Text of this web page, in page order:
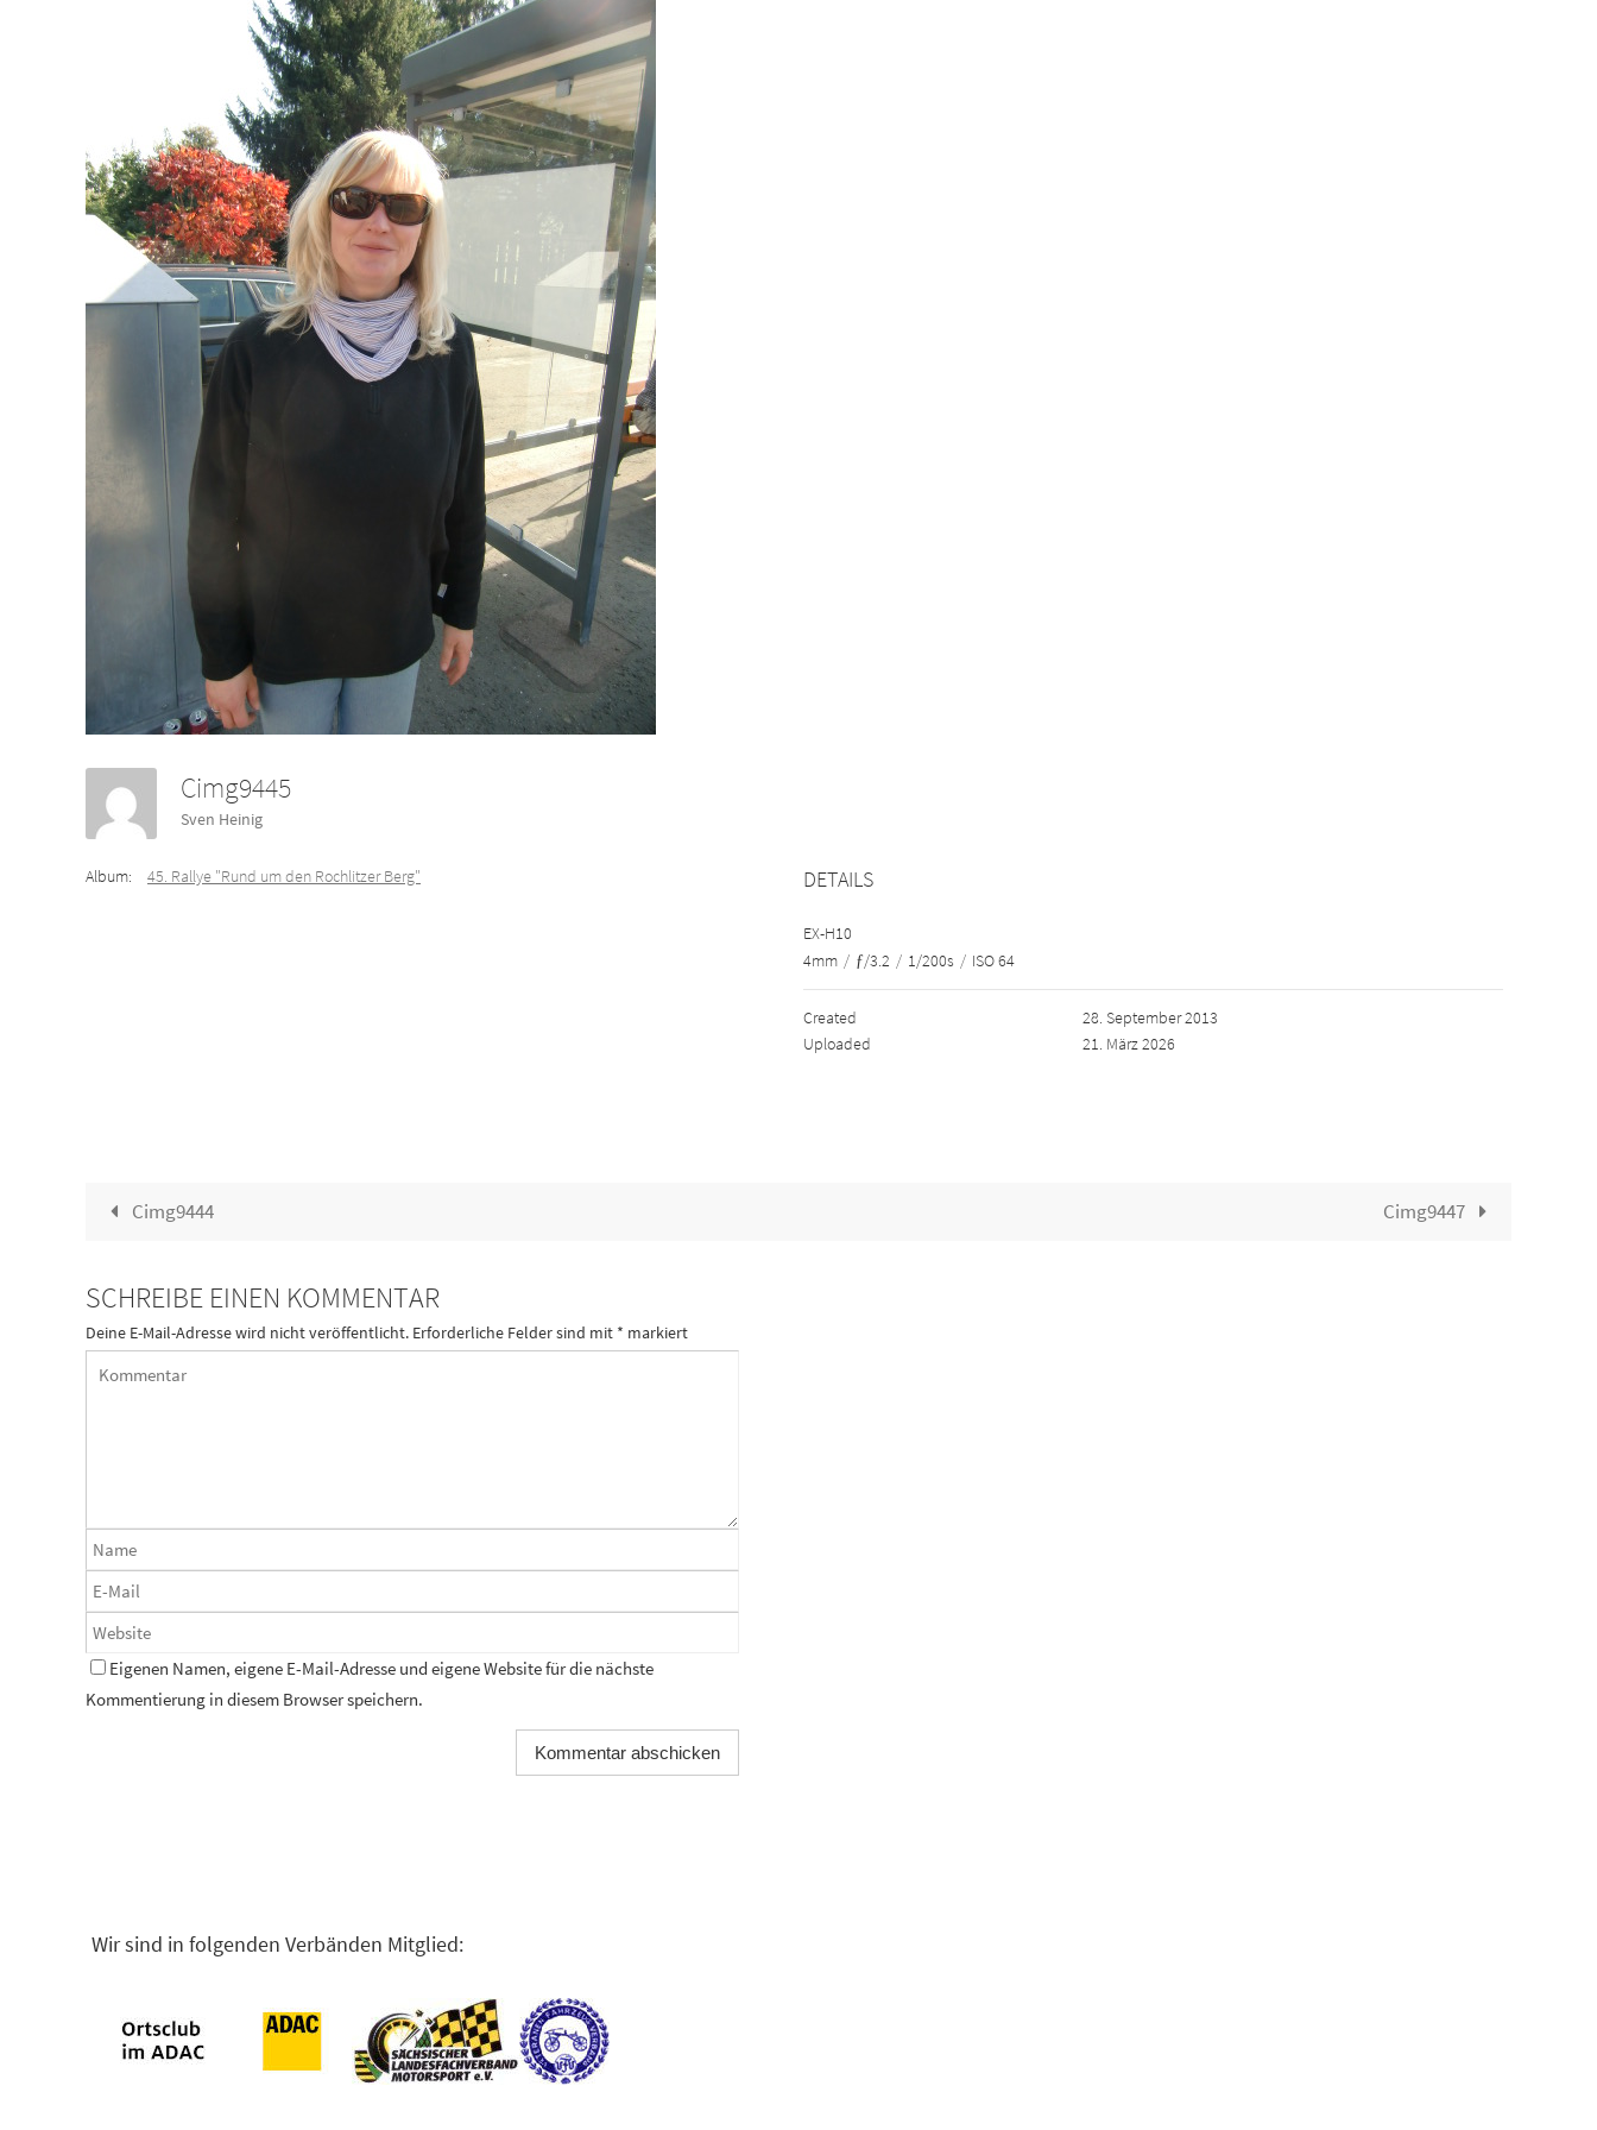
Cimg9445
Sven Heinig
Album: 45. Rallye "Rund um den Rochlitzer Berg" DETAILS
EX-H10
4mm / ƒ/3.2 / 1/200s / ISO 64
Created
28. September 2013
Uploaded
21. März 2026
Cimg9444 Cimg9447
SCHREIBE EINEN KOMMENTAR
Deine E-Mail-Adresse wird nicht veröffentlicht. Erforderliche Felder sind mit * markiert
Eigenen Namen, eigene E-Mail-Adresse und eigene Website für die nächste
Kommentierung in diesem Browser speichern.
Wir sind in folgenden Verbänden Mitglied: